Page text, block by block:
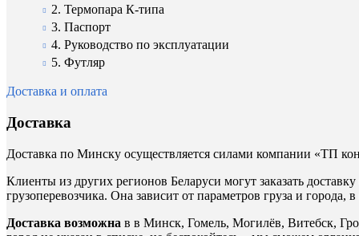
2. Термопара К-типа
3. Паспорт
4. Руководство по эксплуатации
5. Футляр
Доставка и оплата
Доставка
Доставка по Минску осуществляется силами компании «ТП
Клиенты из других регионов Беларуси могут заказать
грузоперевозчика. Она зависит от параметров груза и
Доставка возможна в в Минск, Гомель, Могилёв, Витебск,